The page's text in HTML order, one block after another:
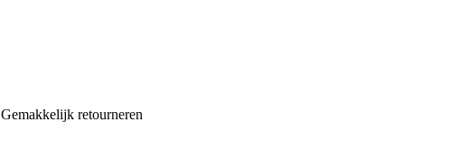
Gemakkelijk retourneren